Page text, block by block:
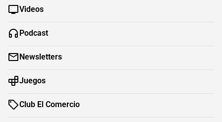
Videos
Podcast
Newsletters
Juegos
Club El Comercio